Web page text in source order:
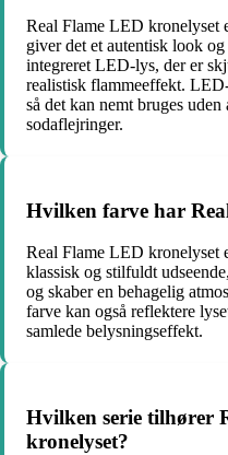
Real Flame LED kronelyset
giver det et autentisk look
integreret LED-lys, der er
realistisk flammeeffekt.
så det kan nemt bruges
sodaflejringer.
Hvilken farve har
Real Flame LED kronelyset
klassisk og stilfuldt
og skaber en behagelig
farve kan også reflektere
samlede belysningseffekt.
Hvilken serie tilhører
kronelyset?